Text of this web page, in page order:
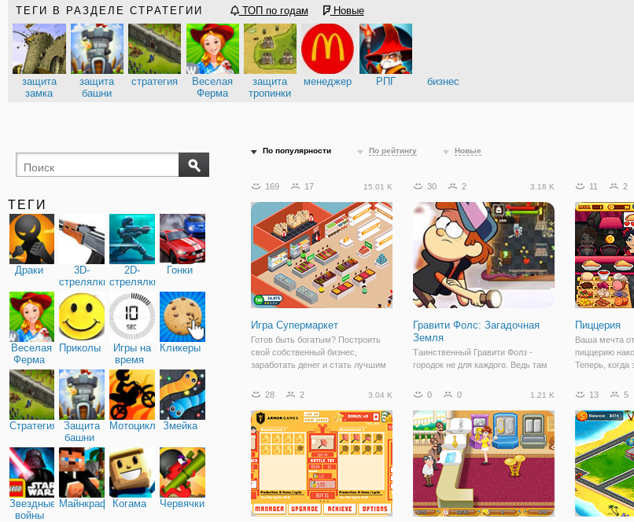
ТЕГИ В РАЗДЕЛЕ СТРАТЕГИИ ТОП по годам Новые
защита
замка
защита
башни
стратегия
Веселая
Ферма
защита
тропинки
менеджер РПГ бизнес
ТЕГИ
Драки
3D-
стрелялки
2D-
стрелялки
Гонки
Веселая
Ферма
Приколы
Игры на
время
Кликеры
Стратегия
Защита
башни
МотоциклыЗмейка
Звездные
войны
МайнкрафтКогама Червячки
По популярности По рейтингу Новые
169 17 15.01 K
Игра Супермаркет
Готов быть богатым? Построить
свой собственный бизнес,
заработать денег и стать лучшим
Она работает очень аккуратно,
постоянно обращает внимание на
витрины,
30 2 3.18 K
Гравити Фолс: Загадочная
Земля
Таинственный Гравити Фолз -
городок не для каждого. Ведь там
происшествия и нападения
Мейбел отлично туда вписались. И
в бесплатной онлайн игре "Гравити
Фолс:
11 2
Пиццерия
Ваша мечта
пиццерию
Теперь, когда
проверки,
вкусной
пожалуй еда,
28 2 3.04 K 0 0 1.21 K 13 5